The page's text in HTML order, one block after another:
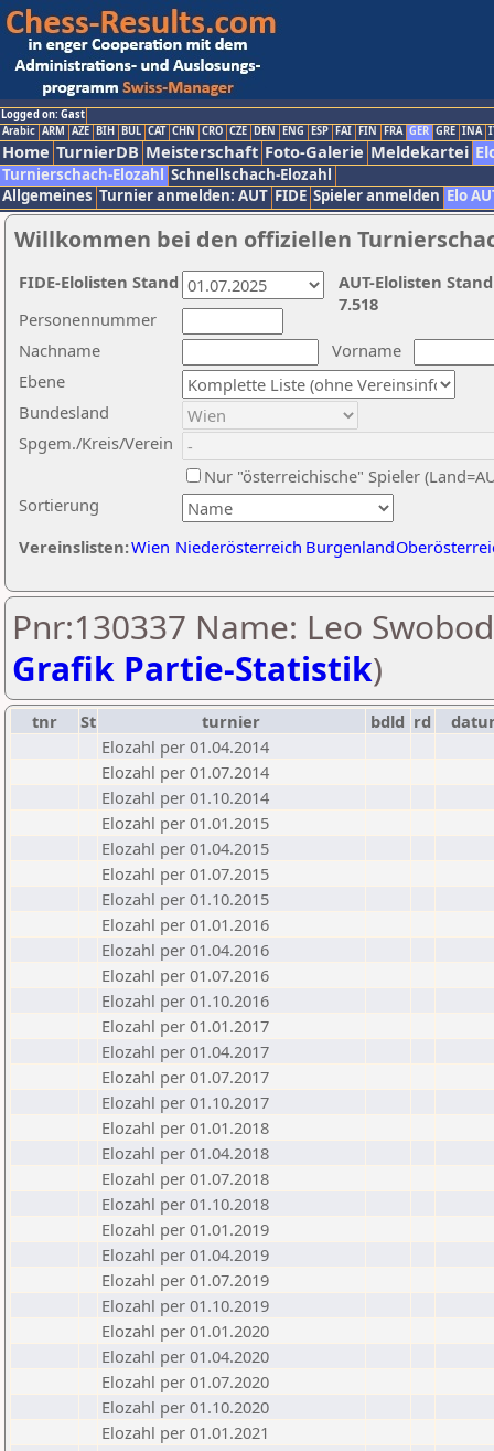
Logged on: Gast
Arabic ARM AZE BIH BUL CAT CHN CRO CZE DEN ENG ESP FAI FIN FRA GER GRE INA
Home TurnierDB Meisterschaft Foto-Galerie Meldekartei
Turnierschach-Elozahl Schnellschach-Elozahl
Allgemeines Turnier anmelden: AUT FIDE Spieler anmelden Elo
Willkommen bei den offiziellen
Nachname
Vorname
Ebene
Sortierung
Personennummer
Bundesland
Spgem./Kreis/Verein
Nur "österreichische" Spieler
Vereinslisten:Wien Niederösterreich Burgenland
AUT-Elolisten
7.518
FIDE-Elolisten Stand
Pnr:130337 Name: Leo
Grafik Partie-Statistik)
tnr St turnier bdld rd
Elozahl per 01.04.2014
Elozahl per 01.07.2014
Elozahl per 01.10.2014
Elozahl per 01.01.2015
Elozahl per 01.04.2015
Elozahl per 01.07.2015
Elozahl per 01.10.2015
Elozahl per 01.01.2016
Elozahl per 01.04.2016
Elozahl per 01.07.2016
Elozahl per 01.10.2016
Elozahl per 01.01.2017
Elozahl per 01.04.2017
Elozahl per 01.07.2017
Elozahl per 01.10.2017
Elozahl per 01.01.2018
Elozahl per 01.04.2018
Elozahl per 01.07.2018
Elozahl per 01.10.2018
Elozahl per 01.01.2019
Elozahl per 01.04.2019
Elozahl per 01.07.2019
Elozahl per 01.10.2019
Elozahl per 01.01.2020
Elozahl per 01.04.2020
Elozahl per 01.07.2020
Elozahl per 01.10.2020
Elozahl per 01.01.2021